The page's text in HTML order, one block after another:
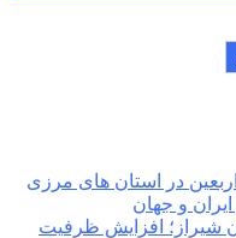
در استان های مرزی
شیراز؛ افزایش ظرفیت